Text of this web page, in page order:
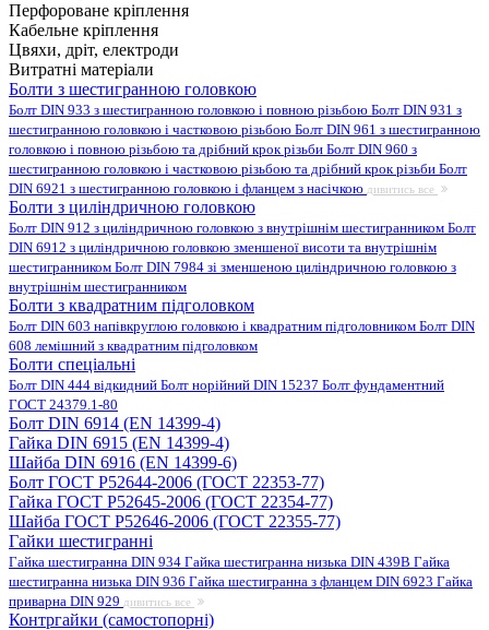
Перфороване кріплення
Кабельне кріплення
Цвяхи, дріт, електроди
Витратні матеріали
Болти з шестигранною головкою
Болт DIN 933 з шестигранною головкою і повною різьбою Болт DIN 931 з
шестигранною головкою і частковою різьбою Болт DIN 961 з шестигранною
головкою і повною різьбою та дрібний крок різьби Болт DIN 960 з
шестигранною головкою і частковою різьбою та дрібний крок різьби Болт
DIN 6921 з шестигранною головкою і фланцем з насічкою дивитись все
Болти з циліндричною головкою
Болт DIN 912 з циліндричною головкою з внутрішнім шестигранником Болт
DIN 6912 з циліндричною головкою зменшеної висоти та внутрішнім
шестигранником Болт DIN 7984 зі зменшеною циліндричною головкою з
внутрішнім шестигранником
Болти з квадратним підголовком
Болт DIN 603 напівкруглою головкою і квадратним підголовником Болт DIN
608 лемішний з квадратним підголовком
Болти спеціальні
Болт DIN 444 відкидний Болт норійний DIN 15237 Болт фундаментний
ГОСТ 24379.1-80
Болт DIN 6914 (EN 14399-4)
Гайка DIN 6915 (EN 14399-4)
Шайба DIN 6916 (EN 14399-6)
Болт ГОСТ Р52644-2006 (ГОСТ 22353-77)
Гайка ГОСТ Р52645-2006 (ГОСТ 22354-77)
Шайба ГОСТ Р52646-2006 (ГОСТ 22355-77)
Гайки шестигранні
Гайка шестигранна DIN 934 Гайка шестигранна низька DIN 439B Гайка
шестигранна низька DIN 936 Гайка шестигранна з фланцем DIN 6923 Гайка
приварна DIN 929 дивитись все
Контргайки (самостопорні)